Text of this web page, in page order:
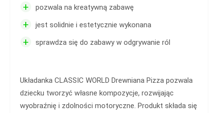
+ pozwala na kreatywną zabawę
+ jest solidnie i estetycznie wykonana
+ sprawdza się do zabawy w odgrywanie ról
Układanka CLASSIC WORLD Drewniana Pizza pozwala
dziecku tworzyć własne kompozycje, rozwijając
wyobraźnię i zdolności motoryczne. Produkt składa się